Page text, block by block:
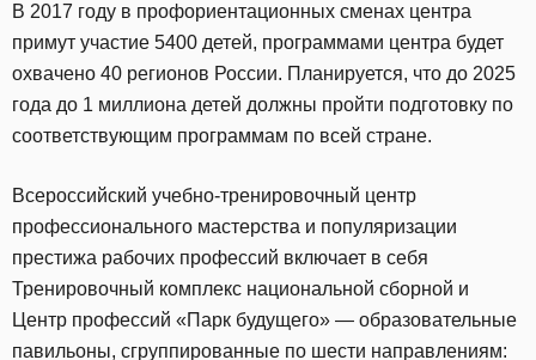
В 2017 году в профориентационных сменах центра
примут участие 5400 детей, программами центра будет
охвачено 40 регионов России. Планируется, что до 2025
года до 1 миллиона детей должны пройти подготовку по
соответствующим программам по всей стране.
Всероссийский учебно-тренировочный центр
профессионального мастерства и популяризации
престижа рабочих профессий включает в себя
Тренировочный комплекс национальной сборной и
Центр профессий «Парк будущего» — образовательные
павильоны, сгруппированные по шести направлениям: